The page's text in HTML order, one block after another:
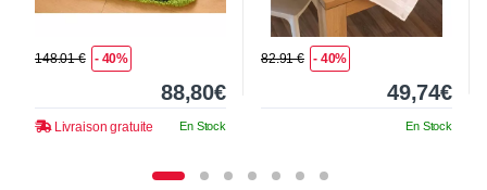
148.01 € - 40%
88,80€
Livraison gratuite En Stock
82.91 € - 40%
49,74€
En Stock